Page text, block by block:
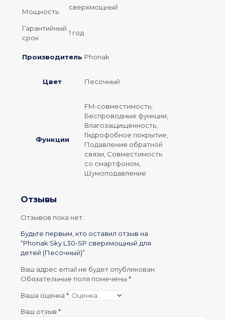
Мощность
сверхмощный
Гарантийный
срок
1 год
Производитель Phonak
Цвет Песочный
Функции
FM-совместимость,
Беспроводные функции,
Влагозащищенность,
Гидрофобное покрытие,
Подавление обратной
связи, Совместимость
со смартфоном,
Шумоподавление
Отзывы
Отзывов пока нет.
Будьте первым, кто оставил отзыв на
“Phonak Sky L30-SP сверхмощный для
детей (Песочный)”
Ваш адрес email не будет опубликован.
Обязательные поля помечены *
Ваша оценка *
Ваш отзыв *